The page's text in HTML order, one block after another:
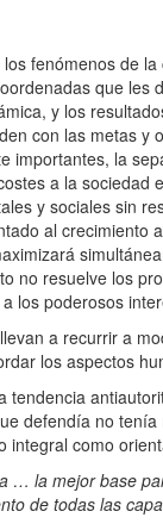
fenómenos de
que les
y los
con las metas y
importantes, la
a la sociedad
y sociales sin
al crecimiento
no resuelve los
los poderosos
a recurrir a
los aspectos
tendencia
defendía no
integral como
… la mejor base
de todas las